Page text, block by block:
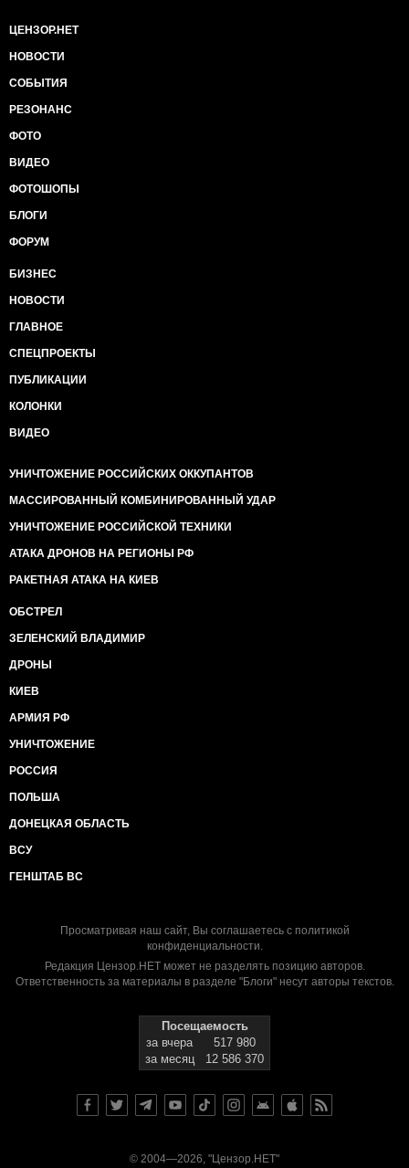
ЦЕНЗОР.НЕТ
НОВОСТИ
СОБЫТИЯ
РЕЗОНАНС
ФОТО
ВИДЕО
ФОТОШОПЫ
БЛОГИ
ФОРУМ
БИЗНЕС
НОВОСТИ
ГЛАВНОЕ
СПЕЦПРОЕКТЫ
ПУБЛИКАЦИИ
КОЛОНКИ
ВИДЕО
УНИЧТОЖЕНИЕ РОССИЙСКИХ ОККУПАНТОВ
МАССИРОВАННЫЙ КОМБИНИРОВАННЫЙ УДАР
УНИЧТОЖЕНИЕ РОССИЙСКОЙ ТЕХНИКИ
АТАКА ДРОНОВ НА РЕГИОНЫ РФ
РАКЕТНАЯ АТАКА НА КИЕВ
ОБСТРЕЛ
ЗЕЛЕНСКИЙ ВЛАДИМИР
ДРОНЫ
КИЕВ
АРМИЯ РФ
УНИЧТОЖЕНИЕ
РОССИЯ
ПОЛЬША
ДОНЕЦКАЯ ОБЛАСТЬ
ВСУ
ГЕНШТАБ ВС
Просматривая наш сайт, Вы соглашаетесь с политикой
конфиденциальности.
Редакция Цензор.НЕТ может не разделять позицию авторов.
Ответственность за материалы в разделе "Блоги" несут авторы текстов.
Посещаемость
за вчера
517 980
за месяц
12 586 370
© 2004—2026, "Цензор.НЕТ"